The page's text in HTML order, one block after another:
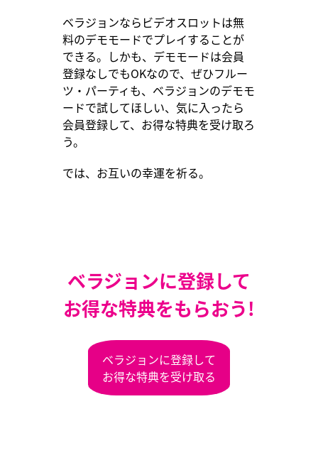
ベラジョンならビデオスロットは無
料のデモモードでプレイすることが
できる。しかも、デモモードは会員
登録なしでもOKなので、ぜひフルー
ツ・パーティも、ベラジョンのデモモ
ードで試してほしい、気に入ったら
会員登録して、お得な特典を受け取ろ
う。
では、お互いの幸運を祈る。
ベラジョンに登録して
お得な特典をもらおう!
ベラジョンに登録して
お得な特典を受け取る